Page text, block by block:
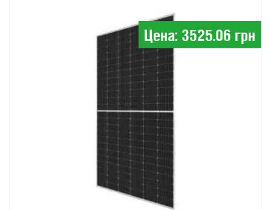
Цена: 3525.06 грн